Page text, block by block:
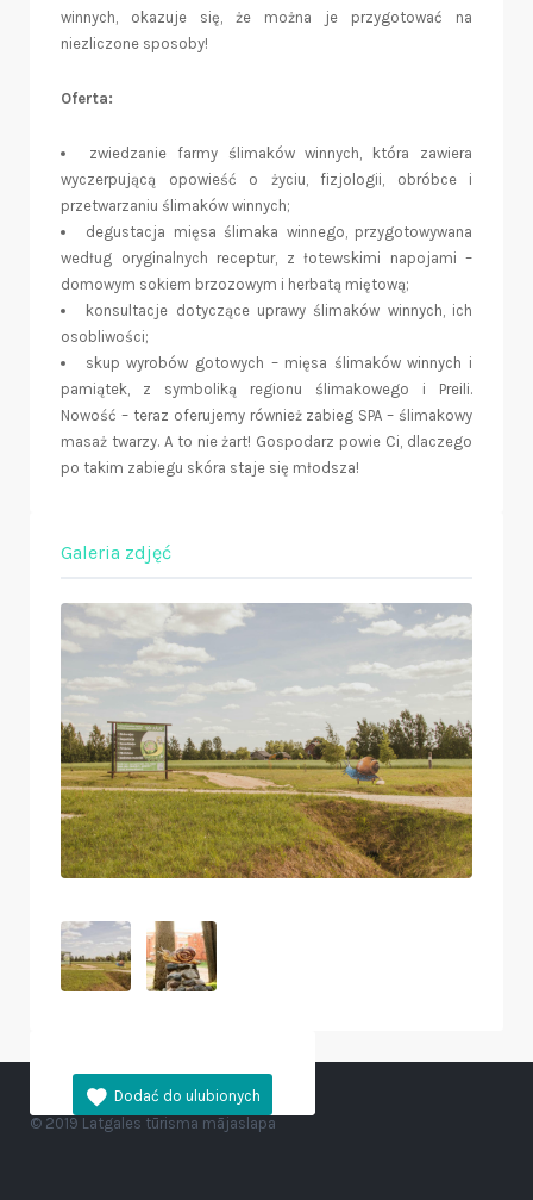
winnych, okazuje się, że można je przygotować na
niezliczone sposoby!
Oferta:
zwiedzanie farmy ślimaków winnych, która zawiera
wyczerpującą opowieść o życiu, fizjologii, obróbce i
przetwarzaniu ślimaków winnych;
degustacja mięsa ślimaka winnego, przygotowywana
według oryginalnych receptur, z łotewskimi napojami –
domowym sokiem brzozowym i herbatą miętową;
konsultacje dotyczące uprawy ślimaków winnych, ich
osobliwości;
skup wyrobów gotowych – mięsa ślimaków winnych i
pamiątek, z symboliką regionu ślimakowego i Preili.
Nowość – teraz oferujemy również zabieg SPA – ślimakowy
masaż twarzy. A to nie żart! Gospodarz powie Ci, dlaczego
po takim zabiegu skóra staje się młodsza!
Galeria zdjęć
© 2019 Latgales tūrisma mājaslapa